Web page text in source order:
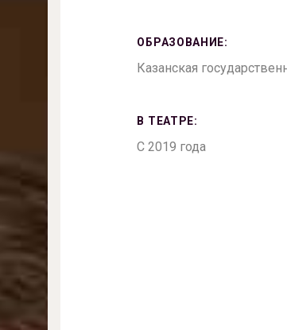
ОБРАЗОВАНИЕ:
Казанская
В ТЕАТРЕ:
С 2019 года